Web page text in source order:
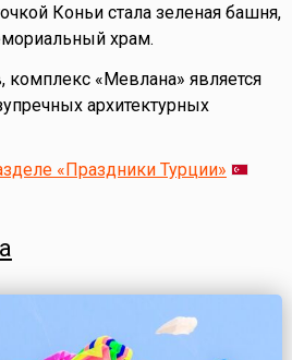
Коньи стала зеленая башня,
храм.
комплекс «Мевлана» является
архитектурных
«Праздники Турции»